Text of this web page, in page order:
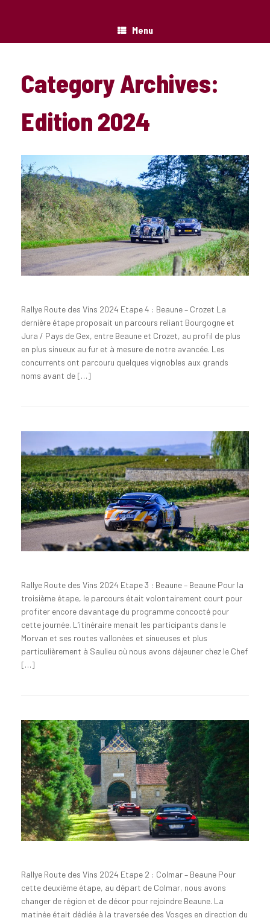
Menu
Category Archives:
Edition 2024
Rallye Route des Vins 2024 Etape 4 : Beaune – Crozet La
dernière étape proposait un parcours reliant Bourgogne et
Jura / Pays de Gex, entre Beaune et Crozet, au profil de plus
en plus sinueux au fur et à mesure de notre avancée. Les
concurrents ont parcouru quelques vignobles aux grands
noms avant de […]
Rallye Route des Vins 2024 Etape 3 : Beaune – Beaune Pour la
troisième étape, le parcours était volontairement court pour
profiter encore davantage du programme concocté pour
cette journée. L’itinéraire menait les participants dans le
Morvan et ses routes vallonées et sinueuses et plus
particulièrement à Saulieu où nous avons déjeuner chez le Chef
[…]
Rallye Route des Vins 2024 Etape 2 : Colmar – Beaune Pour
cette deuxième étape, au départ de Colmar, nous avons
changer de région et de décor pour rejoindre Beaune. La
matinée était dédiée à la traversée des Vosges en direction du